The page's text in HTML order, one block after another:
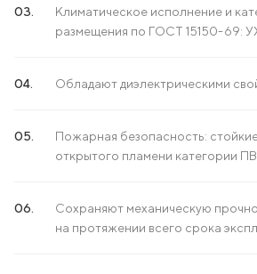
Климатическое исполнение и
размещения по ГОСТ 15150-69:
Обладают диэлектрическими
Пожарная безопасность:
открытого пламени категории
Сохраняют механическую
на протяжении всего срока